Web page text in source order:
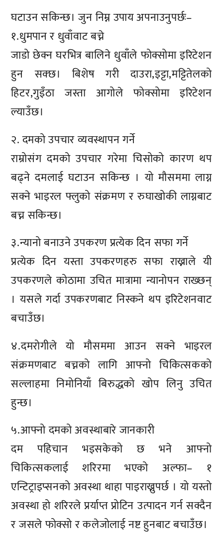
घटाउन सकिन्छ। जुन निम्न उपाय अपनाउनुपर्छः–
१.धुमपान र धुवाँवाट बच्ने
जाडो छेक्न घरभित्र बालिने धुवाँले फोक्सोमा इरिटेशन
हुन सक्छ। बिशेष गरी दाउरा,इट्टा,मट्टितेलको
हिटर,गुइँठा जस्ता आगोले फोक्सोमा इरिटेशन
ल्याउँछ।
२. दमको उपचार व्यवस्थापन गर्ने
राम्रोसंग दमको उपचार गरेमा चिसोको कारण थप
बढ्ने दमलाई घटाउन सकिन्छ । यो मौसममा लाग्न
सक्ने भाइरल फ्लुको संक्रमण र रुघाखोकी लाग्नबाट
बच्न सकिन्छ।
३.न्यानो बनाउने उपकरण प्रत्येक दिन सफा गर्ने
प्रत्येक दिन यस्ता उपकरणहरु सफा राख्नाले यी
उपकरणले कोठामा उचित मात्रामा न्यानोपन राख्छन्
। यसले गर्दा उपकरणबाट निस्कने थप इरिटेशनवाट
बचाउँछ।
४.दमरोगीले यो मौसममा आउन सक्ने भाइरल
संक्रमणबाट बच्नको लागि आफ्नो चिकित्सकको
सल्लाहमा निमोनियाँ बिरुद्धको खोप लिनु उचित
हुन्छ।
५.आफ्नो दमको अवस्थाबारे जानकारी
दम पहिचान भइसकेको छ भने आफ्नो
चिकित्सकलाई शरिरमा भएको अल्फा– १
एन्टिट्राइप्सनको अवस्था थाहा पाइराख्नुपर्छ । यो यस्तो
अवस्था हो शरिरले प्रर्याप्त प्रोटिन उत्पादन गर्न सक्दैन
र जसले फोक्सो र कलेजोलाई नष्ट हुनबाट बचाउँछ।